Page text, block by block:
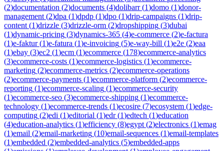
(2)documentation (2)documents (4)dolibarr(1)domo (1)donor-
management (2)dpa (1)dpdp (1)dpo (1)drip-campaigns (1)drip-
content (1)drizzle (3)drizzle-orm (2)dropshipping (3)dubai
(1)dynamic-pricing (3)dynamics-365 (4)e-commerce (2)e-factura
(1)e-faktur(1)e-fatura (1)e-invoicing (5)e-way-bill (1)e2e (2)eaa
(1)ebay (3)ec2 (1)ecm (1)ecommerce (178)ecommerce-analytics
(3)ecommerce-costs (1)ecommerce-logistics (1)ecommerce-
marketing (2)ecommerce-metrics (2)ecommerce-operations
(2)ecommerce-payments (1)ecommerce-platform (2)ecommerce-
reporting (1)ecommerce-scaling (1)ecommerce-security
(1)ecommerce-seo (3)ecommerce-shipping (1)ecommerce-
technology (1)ecommerce-trends (1)ecosire (7)ecosystem (1)edge-
computing (2)edi (1)editorial (1)edr(1)edtech (1)education
(4)education-analytics (1)efficiency (8)egypt (2)electronics (1)emag
(1)email (2)email-marketing (10)email-sequences (1)email-templates
(1)embedded (2)embedded-analytics (5)embedded-apps